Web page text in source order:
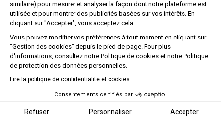
similaire) pour mesurer et analyser la façon dont notre plateforme est
utilisée et pour montrer des publicités basées sur vos intérêts. En
cliquant sur "Accepter", vous acceptez cela.
Vous pouvez modifier vos préférences à tout moment en cliquant sur
"Gestion des cookies" depuis le pied de page. Pour plus
d'informations, consultez notre Politique de cookies et notre Politique
de protection des données personnelles.
Lire la politique de confidentialité et cookies
Consentements certifiés par
Refuser Personnaliser Accepter
Axeptio consent
Et si vous rejoigniez l'aventure fulll ?
fulll
Notre vision
À propos
Nous recrutons !
Presse